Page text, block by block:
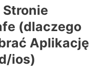
(dlaczego
Aplikację
ios)